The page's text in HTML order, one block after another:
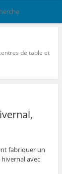
de table et
fabriquer un
avec